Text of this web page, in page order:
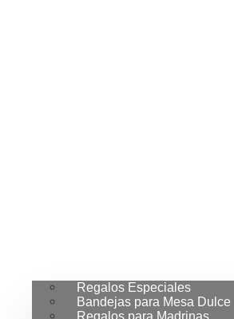
Regalos Especiales
Bandejas para Mesa Dulce
Regalos para Madrinas